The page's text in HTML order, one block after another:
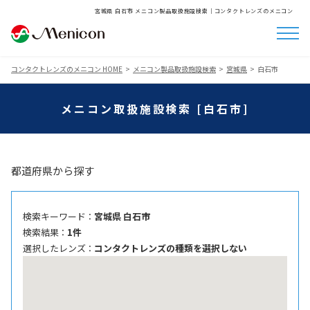
宮城県 白石市 メニコン製品取扱施設検索│コンタクトレンズのメニコン
コンタクトレンズのメニコン HOME メニコン製品取扱施設検索 宮城県 白石市
メニコン取扱施設検索 [白石市]
都道府県から探す
検索キーワード ： 宮城県 白石市
検索結果 ： 1件
選択したレンズ ： コンタクトレンズの種類を選択しない